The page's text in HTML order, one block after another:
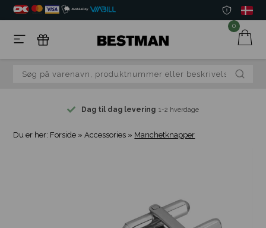
0
Dag til dag levering 1-2 hverdage
Du er her: Forside »Accessories » Manchetknapper